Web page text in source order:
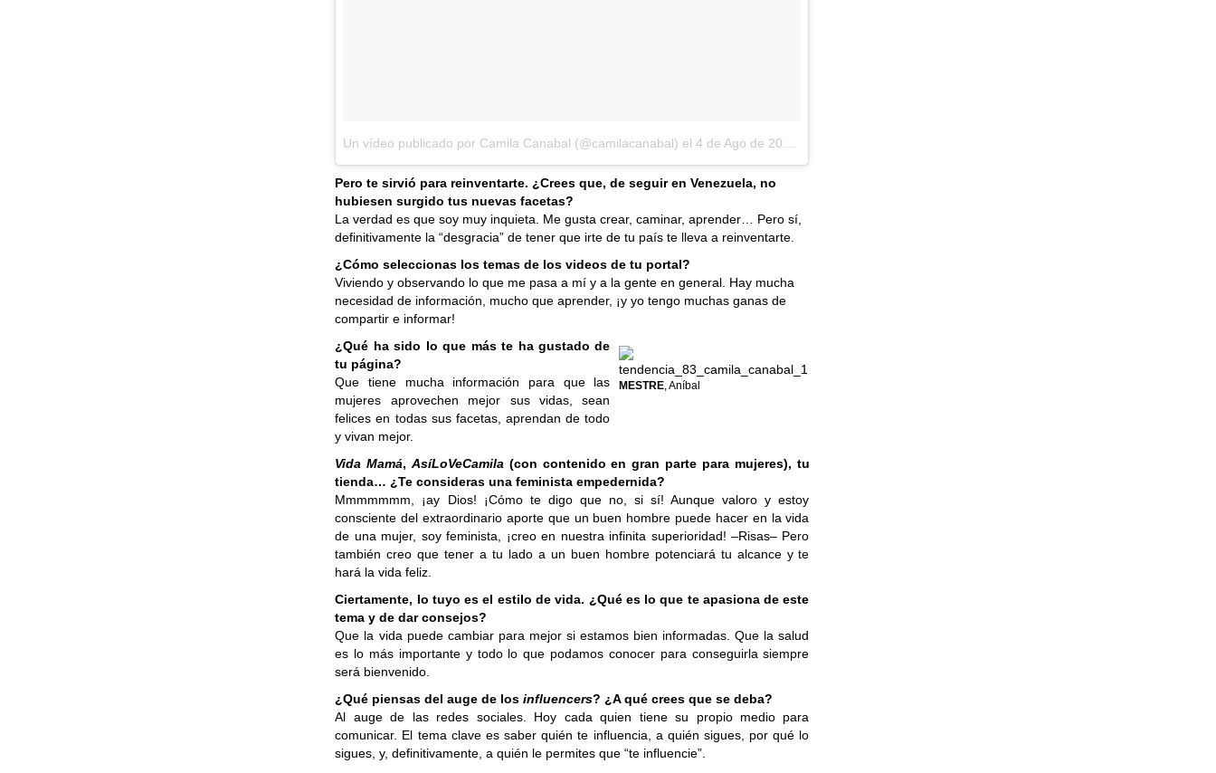
Un vídeo publicado por Camila Canabal (@camilacanabal) el4 de Ago de 2016 a la(s) 11:04 PDT
Pero te sirvió para reinventarte. ¿Crees que, de seguir en Venezuela, no
hubiesen surgido tus nuevas facetas?
La verdad es que soy muy inquieta. Me gusta crear, caminar, aprender… Pero sí,
definitivamente la “desgracia” de tener que irte de tu país te lleva a reinventarte.
¿Cómo seleccionas los temas de los videos de tu portal?
Viviendo y observando lo que me pasa a mí y a la gente en general. Hay mucha
necesidad de información, mucho que aprender, ¡y yo tengo muchas ganas de
compartir e informar!
MESTRE, Aníbal
¿Qué ha sido lo que más te ha gustado de
tu página?
Que tiene mucha información para que las
mujeres aprovechen mejor sus vidas, sean
felices en todas sus facetas, aprendan de todo
y vivan mejor.
Vida Mamá, AsíLoVeCamila(con contenido en gran parte para mujeres), tu
tienda… ¿Te consideras una feminista empedernida?
Mmmmmmm, ¡ay Dios! ¡Cómo te digo que no, si sí! Aunque valoro y estoy
consciente del extraordinario aporte que un buen hombre puede hacer en la vida
de una mujer, soy feminista, ¡creo en nuestra infinita superioridad! –Risas– Pero
también creo que tener a tu lado a un buen hombre potenciará tu alcance y te
hará la vida feliz.
Ciertamente, lo tuyo es el estilo de vida. ¿Qué es lo que te apasiona de este
tema y de dar consejos?
Que la vida puede cambiar para mejor si estamos bien informadas. Que la salud
es lo más importante y todo lo que podamos conocer para conseguirla siempre
será bienvenido.
¿Qué piensas del auge de losinfluencers? ¿A qué crees que se deba?
Al auge de las redes sociales. Hoy cada quien tiene su propio medio para
comunicar. El tema clave es saber quién te influencia, a quién sigues, por qué lo
sigues, y, definitivamente, a quién le permites que “te influencie”.